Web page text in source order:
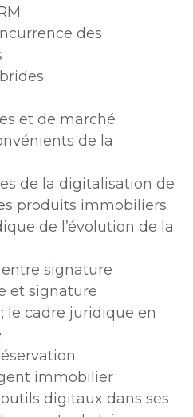
des
et de marché
de la
de la digitalisation de
produits immobiliers
de l’évolution de la
signature
et signature
le cadre juridique en
immobilier
digitaux dans ses